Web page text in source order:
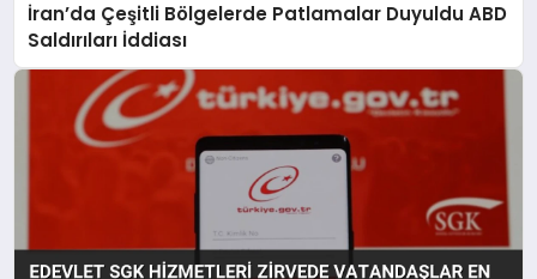
İran’da Çeşitli Bölgelerde Patlamalar Duyuldu ABD
Saldırıları İddiası